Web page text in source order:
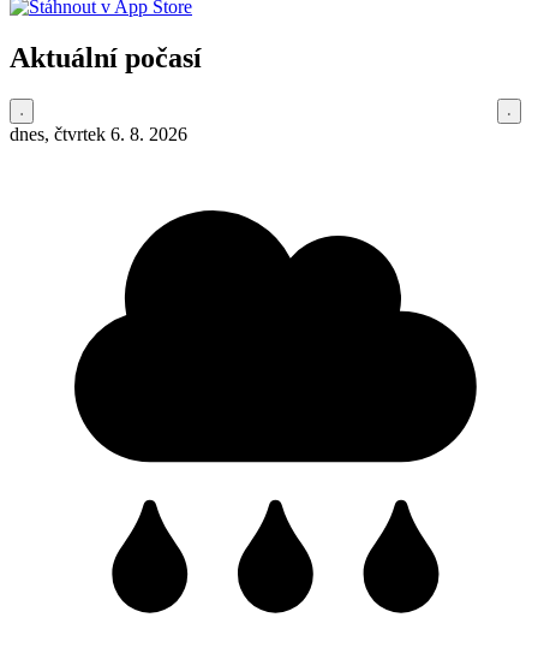
Aktuální počasí
dnes, čtvrtek 6. 8. 2026